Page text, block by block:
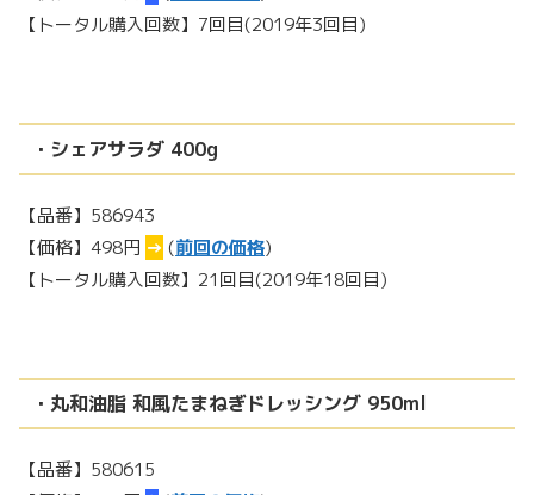
【トータル購入回数】7回目(2019年3回目)
・シェアサラダ 400g
【品番】586943
【価格】498円 → (前回の価格)
【トータル購入回数】21回目(2019年18回目)
・丸和油脂 和風たまねぎドレッシング 950ml
【品番】580615